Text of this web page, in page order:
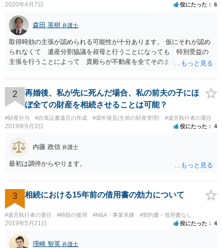
2020年4月7日 役にたった 6
森田 英樹 弁護士
取得時効の主張が認められる可能性が十分あります。 仮にそれが認め
られなくて 遺産分割協議を叔母と行うことになっても 特別受益の
主張を行うことによって 貴殿らが不動産を全てそのまま取得できる
2
再婚後、私が先に死んだ場合、私の前夫の子にほ
ぼ全ての財産を相続させることは可能？
#財産分与 #自筆証書遺言の作成 #成年後見(生前の財産管理) #遺言執行者の選任
2019年9月3日 役にたった 4
内藤 政信 弁護士
最初は調停からやります。
3 相続における15年前の借用書の効力について
#遺言執行者の選任 #時効の援用 #M&A・事業承継 #契約書・借用書なし
2019年5月21日 役にたった 4
理崎 智英 弁護士